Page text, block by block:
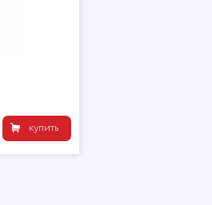
купить